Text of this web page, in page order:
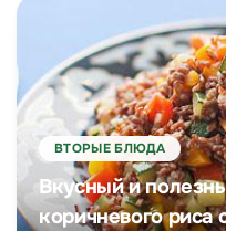
ВТОРЫЕ БЛЮДА
Вкусный и
коричневого риса